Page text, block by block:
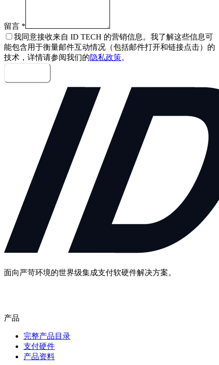
留言 *
我同意接收来自 ID TECH 的营销信息。我了解这些信息可
能包含用于衡量邮件互动情况（包括邮件打开和链接点击）的
技术，详情请参阅我们的隐私政策。
面向严苛环境的世界级集成支付软硬件解决方案。
产品
完整产品目录
支付硬件
产品资料